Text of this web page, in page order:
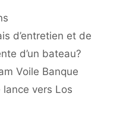
d’entretien et de
d’un bateau?
Voile Banque
lance vers Los